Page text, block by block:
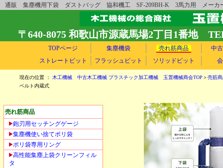
通販 集塵機用下袋 ダストバッグ 協和機工 SF-209BH-K 3馬力用 メー
〒640-8075 和歌山市源蔵馬場2丁目1番地
TOPページ 集塵機袋 売れ筋商品
中
ストレートビット
フラッシュビット ソリッドビット
現在の位置 ： 木工機械 中古木工機械 プラスチック加工機械 玉置機械商会TOP ＞売筋
ベルト内蔵式
売れ筋商品
鉋刃用セッチングゲージ
集塵機使い捨てポリ袋
ポリ袋専用リング
高性能集塵上袋クリーンフィル
タ